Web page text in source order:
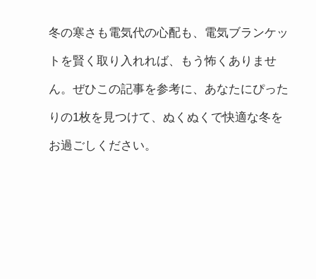
冬の寒さも電気代の心配も、電気ブランケッ
トを賢く取り入れれば、もう怖くありませ
ん。ぜひこの記事を参考に、あなたにぴった
りの1枚を見つけて、ぬくぬくで快適な冬を
お過ごしください。